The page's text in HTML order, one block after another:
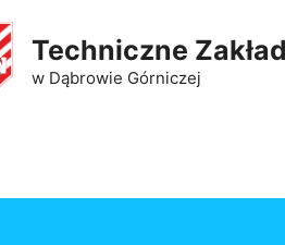
Techniczne
w Dąbrowie Górniczej